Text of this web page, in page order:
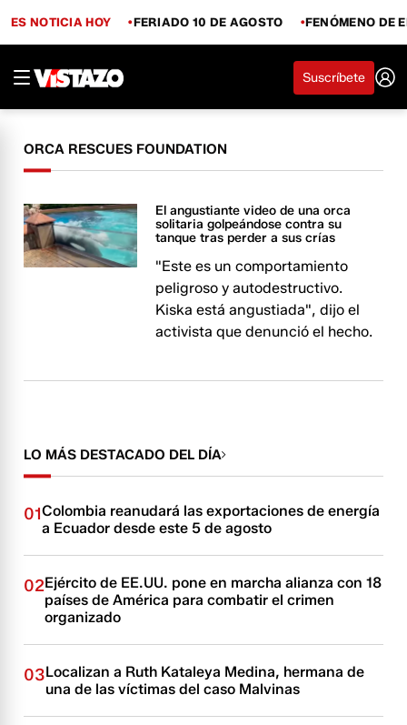
ES NOTICIA HOY FERIADO 10 DE AGOSTO FENÓMENO DE
Suscríbete
ORCA RESCUES FOUNDATION
El angustiante video de una orca
solitaria golpeándose contra su
tanque tras perder a sus crías
"Este es un comportamiento
peligroso y autodestructivo.
Kiska está angustiada", dijo el
activista que denunció el hecho.
LO MÁS DESTACADO DEL DÍA
01Colombia reanudará las exportaciones de energía
a Ecuador desde este 5 de agosto
02Ejército de EE.UU. pone en marcha alianza con 18
países de América para combatir el crimen
organizado
03Localizan a Ruth Kataleya Medina, hermana de
una de las víctimas del caso Malvinas